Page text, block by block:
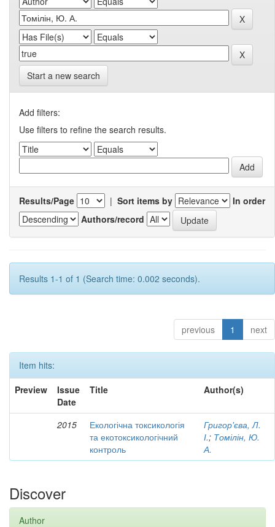
Start a new search
Add filters:
Use filters to refine the search results.
Results/Page | Sort items by
In order
Authors/record
Results 1-1 of 1 (Search time: 0.002 seconds).
previous 1 next
Item hits:
Preview
Issue
Date
Title Author(s)
2015
Екологічна токсикологія
та екотоксикологічний
контроль
Григор'єва, Л.
І.; Томілін, Ю.
А.
Discover
Author